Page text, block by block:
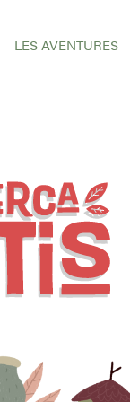
LES AVENTURES